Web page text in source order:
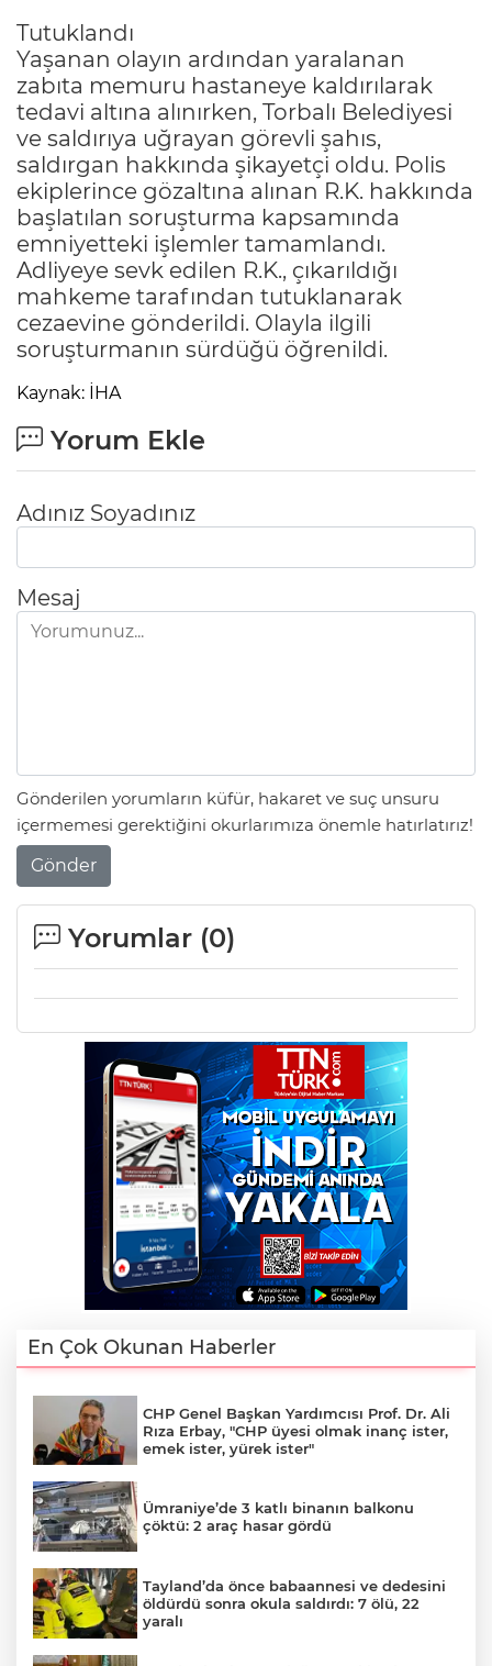
Tutuklandı
Yaşanan olayın ardından yaralanan
zabıta memuru hastaneye kaldırılarak
tedavi altına alınırken, Torbalı Belediyesi
ve saldırıya uğrayan görevli şahıs,
saldırgan hakkında şikayetçi oldu. Polis
ekiplerince gözaltına alınan R.K. hakkında
başlatılan soruşturma kapsamında
emniyetteki işlemler tamamlandı.
Adliyeye sevk edilen R.K., çıkarıldığı
mahkeme tarafından tutuklanarak
cezaevine gönderildi. Olayla ilgili
soruşturmanın sürdüğü öğrenildi.
Kaynak: İHA
Yorum Ekle
Adınız Soyadınız
Mesaj
Gönderilen yorumların küfür, hakaret ve suç unsuru
içermemesi gerektiğini okurlarımıza önemle hatırlatırız!
Gönder
Yorumlar (0)
En Çok Okunan Haberler
CHP Genel Başkan Yardımcısı Prof. Dr. Ali
Rıza Erbay, "CHP üyesi olmak inanç ister,
emek ister, yürek ister"
Ümraniye’de 3 katlı binanın balkonu
çöktü: 2 araç hasar gördü
Tayland’da önce babaannesi ve dedesini
öldürdü sonra okula saldırdı: 7 ölü, 22
yaralı